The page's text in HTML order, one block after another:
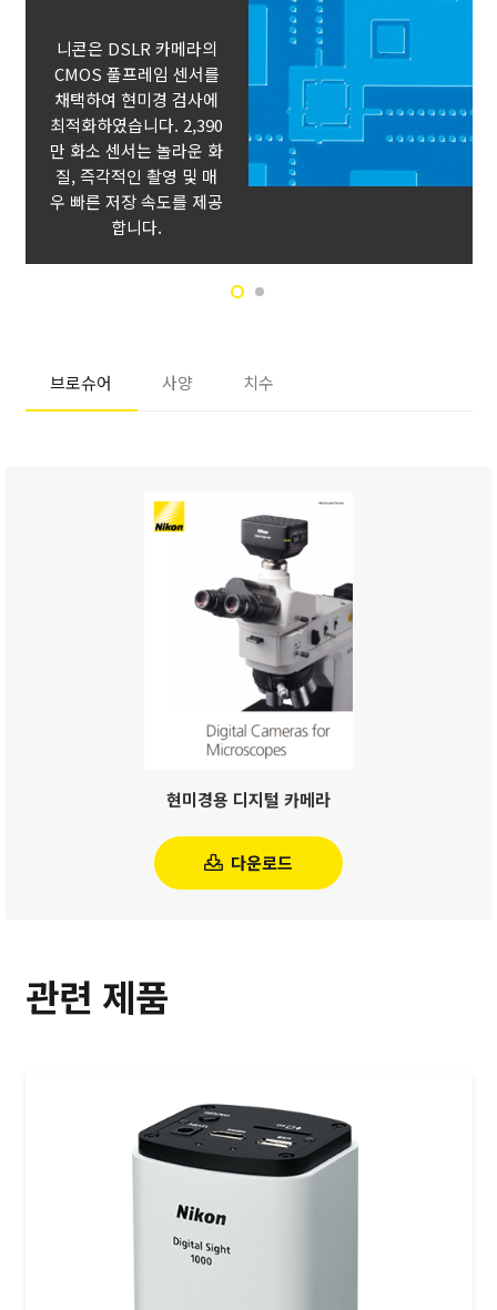
니콘은 DSLR 카메라의
CMOS 풀프레임 센서를
채택하여 현미경 검사에
최적화하였습니다. 2,390
만 화소 센서는 놀라운 화
질, 즉각적인 촬영 및 매
우 빠른 저장 속도를 제공
합니다.
브로슈어 사양 치수
현미경용 디지털 카메라
다운로드
관련 제품